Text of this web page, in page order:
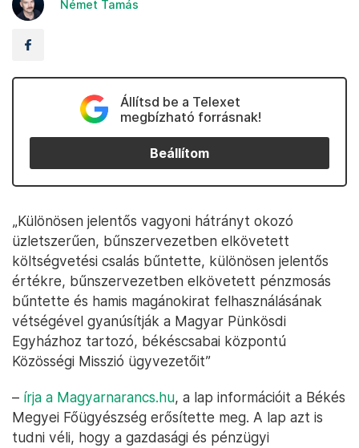
Német Tamás
Állítsd be a Telexet
megbízható forrásnak!
Beállítom
„Különösen jelentős vagyoni hátrányt okozó
üzletszerűen, bűnszervezetben elkövetett
költségvetési csalás bűntette, különösen jelentős
értékre, bűnszervezetben elkövetett pénzmosás
bűntette és hamis magánokirat felhasználásának
vétségével gyanúsítják a Magyar Pünkösdi
Egyházhoz tartozó, békéscsabai központú
Közösségi Misszió ügyvezetőit”
– írja a Magyarnarancs.hu, a lap információit a Békés
Megyei Főügyészség erősítette meg. A lap azt is
tudni véli, hogy a gazdasági és pénzügyi